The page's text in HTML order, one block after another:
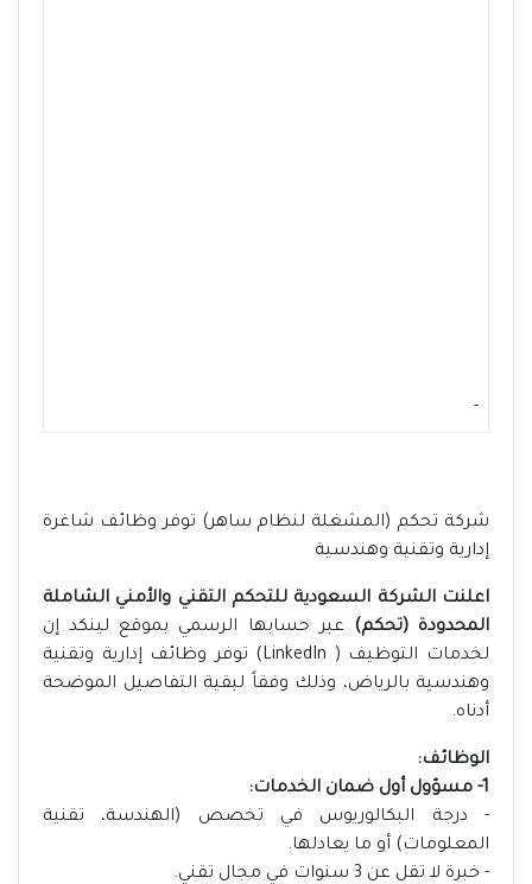
-
شركة تحكم (المشغلة لنظام ساهر) توفر وظائف شاغرة
إدارية وتقنية وهندسية
اعلنت الشركة السعودية للتحكم التقني والأمني الشاملة
المحدودة (تحكم) عبر حسابها الرسمي بموقع لينكد إن
لخدمات التوظيف ( LinkedIn) توفر وظائف إدارية وتقنية
وهندسية بالرياض، وذلك وفقاً لبقية التفاصيل الموضحة
أدناه.
الوظائف:
1- مسؤول أول ضمان الخدمات:
- درجة البكالوريوس في تخصص (الهندسة، تقنية
المعلومات) أو ما يعادلها.
- خبرة لا تقل عن 3 سنوات في مجال تقني.